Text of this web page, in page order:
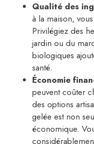
Qualité des
à la maison,
Privilégiez des
jardin ou du
biologiques
santé.
Économie
peuvent coûter
des options
gelée est non
économique.